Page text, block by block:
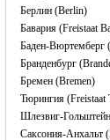
Берлин (Berlin)
Бавария (Freistaat
Баден-Вюртемберг
Бранденбург
Бремен (Bremen)
Тюрингия (Freistaat
Шлезвиг-
Саксония-Анхальт